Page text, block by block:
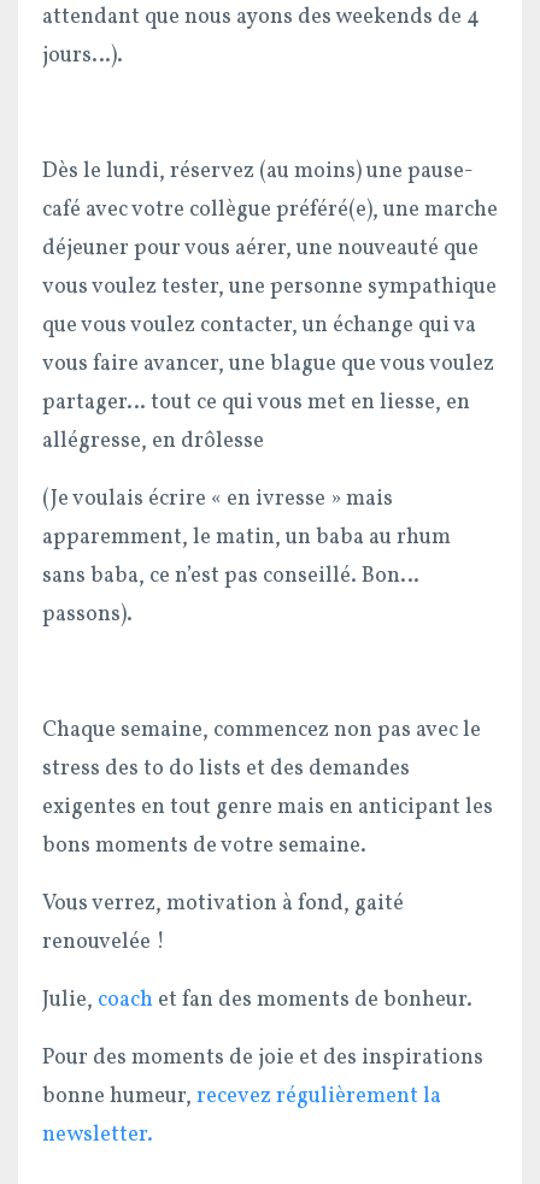
attendant que nous ayons des weekends de 4
jours…).
Dès le lundi, réservez (au moins) une pause-
café avec votre collègue préféré(e), une marche
déjeuner pour vous aérer, une nouveauté que
vous voulez tester, une personne sympathique
que vous voulez contacter, un échange qui va
vous faire avancer, une blague que vous voulez
partager… tout ce qui vous met en liesse, en
allégresse, en drôlesse
(Je voulais écrire « en ivresse » mais
apparemment, le matin, un baba au rhum
sans baba, ce n’est pas conseillé. Bon…
passons).
Chaque semaine, commencez non pas avec le
stress des to do lists et des demandes
exigentes en tout genre mais en anticipant les
bons moments de votre semaine.
Vous verrez, motivation à fond, gaité
renouvelée !
Julie, coach et fan des moments de bonheur.
Pour des moments de joie et des inspirations
bonne humeur, recevez régulièrement la
newsletter.